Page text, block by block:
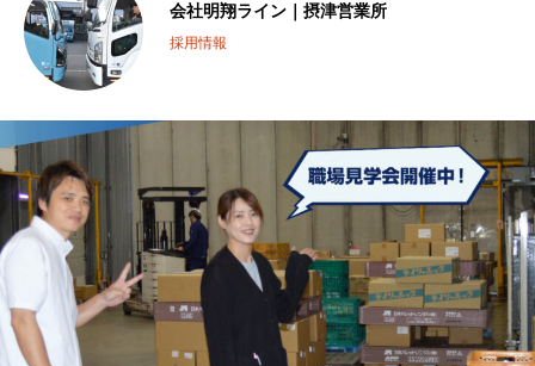
会社明翔ライン｜摂津営業所
採用情報